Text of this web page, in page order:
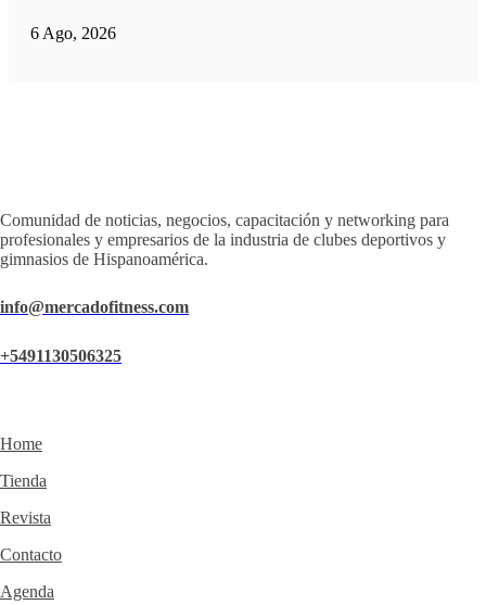
6 Ago, 2026
Comunidad de noticias, negocios, capacitación y networking para
profesionales y empresarios de la industria de clubes deportivos y
gimnasios de Hispanoamérica.
info@mercadofitness.com
+5491130506325
Home
Tienda
Revista
Contacto
Agenda